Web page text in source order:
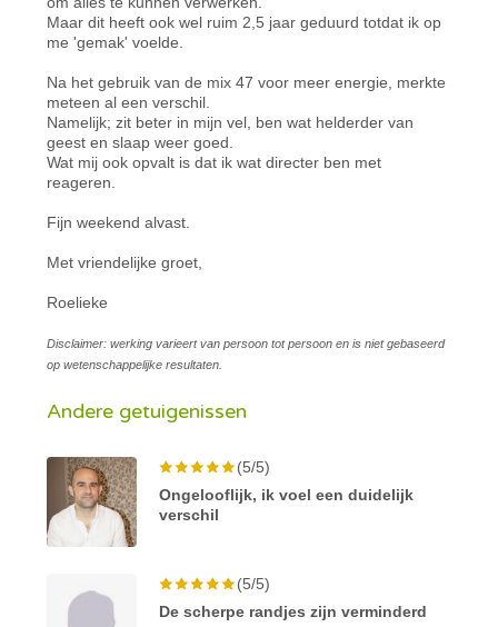
Maar dit heeft ook wel ruim 2,5 jaar geduurd totdat ik op
me 'gemak' voelde.
Na het gebruik van de mix 47 voor meer energie, merkte
meteen al een verschil.
Namelijk; zit beter in mijn vel, ben wat helderder van
geest en slaap weer goed.
Wat mij ook opvalt is dat ik wat directer ben met
reageren.
Fijn weekend alvast.
Met vriendelijke groet,
Roelieke
Disclaimer: werking varieert van persoon tot persoon en is niet gebaseerd
op wetenschappelijke resultaten.
Andere getuigenissen
(5/5)
Ongelooflijk, ik voel een duidelijk
verschil
(5/5)
De scherpe randjes zijn verminderd